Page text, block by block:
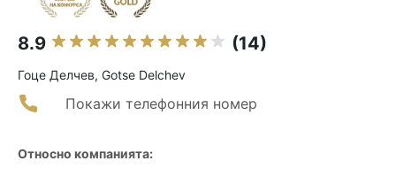
8.9 (14)
Гоце Делчев, Gotse Delchev
Покажи телефонния номер
Относно компанията: